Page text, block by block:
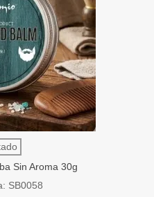
Sin Aroma 30g
SB0058